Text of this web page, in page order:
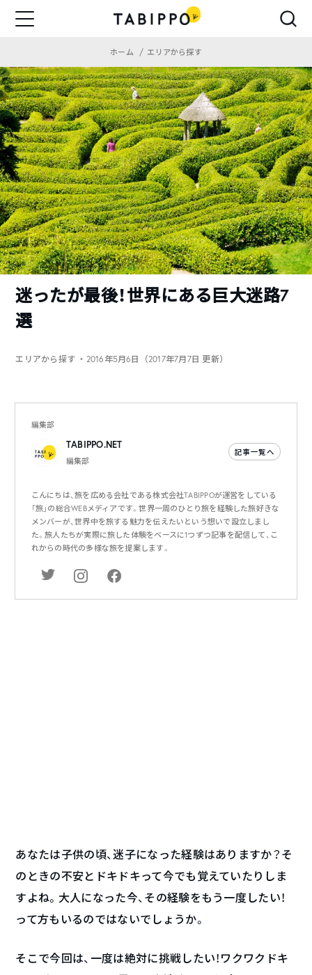
ホーム エリアから探す
迷ったが最後！世界にある巨大迷路7
選
エリアから探す ・2016年5月6日（2017年7月7日 更新）
編集部
TABIPPO.NET
編集部
記事一覧へ
こんにちは、旅を広める会社である株式会社TABIPPOが運営をしている
「旅」の総合WEBメディアです。世界一周のひとり旅を経験した旅好きな
メンバーが、世界中を旅する魅力を伝えたいという想いで設立しまし
た。旅人たちが実際に旅した体験をベースに1つずつ記事を配信して、こ
れからの時代の多様な旅を提案します。
あなたは子供の頃、迷子になった経験はありますか？そ
のときの不安とドキドキって今でも覚えていたりしま
すよね。大人になった今、その経験をもう一度したい！
って方もいるのではないでしょうか。
そこで今回は、一度は絶対に挑戦したい！ワクワクドキ